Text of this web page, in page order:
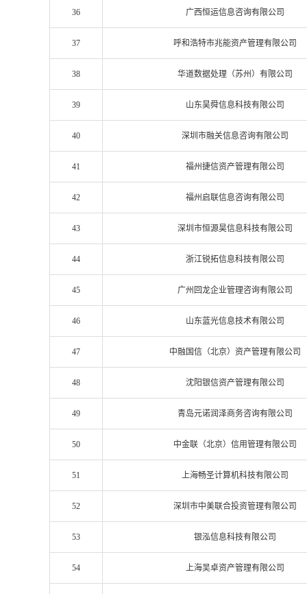
36 广西恒运信息咨询有限公司
37 呼和浩特市兆能资产管理有限公司
38 华道数据处理（苏州）有限公司
39 山东昊舜信息科技有限公司
40 深圳市融关信息咨询有限公司
41 福州捷信资产管理有限公司
42 福州启联信息咨询有限公司
43 深圳市恒源昊信息科技有限公司
44 浙江锐拓信息科技有限公司
45 广州回龙企业管理咨询有限公司
46 山东蓝光信息技术有限公司
47 中融国信（北京）资产管理有限公司
48 沈阳银信资产管理有限公司
49 青岛元诺润泽商务咨询有限公司
50 中金联（北京）信用管理有限公司
51 上海畅圣计算机科技有限公司
52 深圳市中美联合投资管理有限公司
53 银泓信息科技有限公司
54 上海吴卓资产管理有限公司